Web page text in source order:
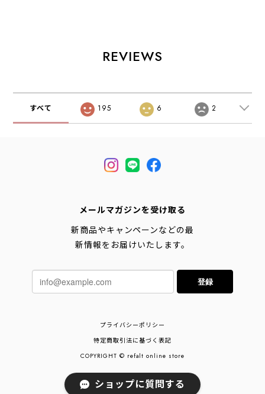
[2026AW]
底・クッション
性・MEN'S /
REVIEWS
すべて 195 6 2
メールマガジンを受け取る
新商品やキャンペーンなどの最
新情報をお届けいたします。
登録
プライバシーポリシー
特定商取引法に基づく表記
COPYRIGHT © refalt online store
ショップに質問する